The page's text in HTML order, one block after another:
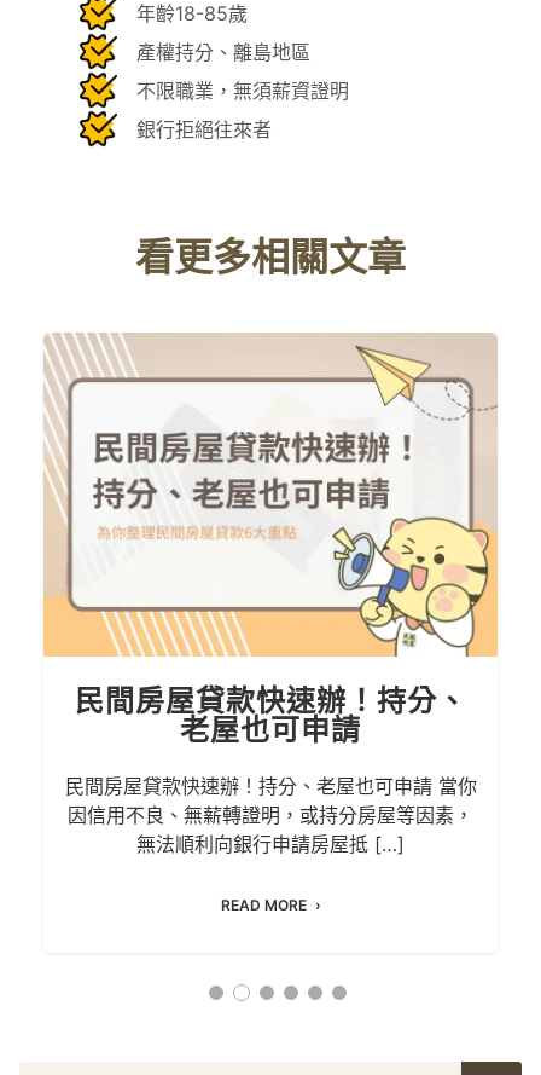
年齡18-85歲
產權持分、離島地區
不限職業，無須薪資證明
銀行拒絕往來者
看更多相關文章
民間房屋貸款快速辦！持分、
老屋也可申請
民間房屋貸款快速辦！持分、老屋也可申請 當你
因信用不良、無薪轉證明，或持分房屋等因素，
無法順利向銀行申請房屋抵 […]
READ MORE